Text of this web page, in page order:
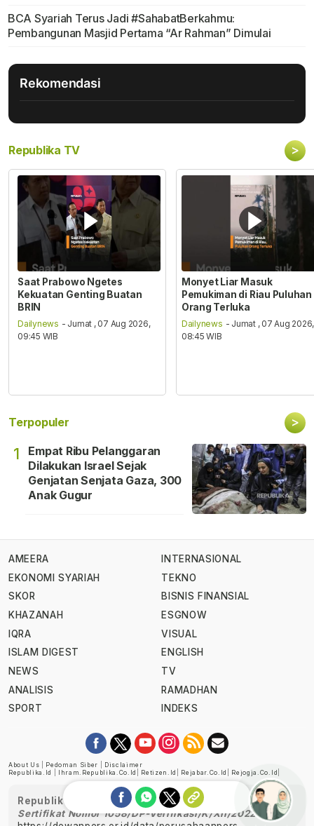
BCA Syariah Terus Jadi #SahabatBerkahmu:
Pembangunan Masjid Pertama “Ar Rahman” Dimulai
Rekomendasi
Republika TV >
Saat Prabowo Ngetes
Kekuatan Genting Buatan
BRIN
Dailynews - Jumat , 07 Aug 2026,
09:45 WIB
Monyet Liar Masuk
Pemukiman di Riau Puluhan
Orang Terluka
Dailynews - Jumat , 07 Aug 2026,
08:45 WIB
Terpopuler >
1
Empat Ribu Pelanggaran
Dilakukan Israel Sejak
Genjatan Senjata Gaza, 300
Anak Gugur
AMEERA
EKONOMI SYARIAH
SKOR
KHAZANAH
IQRA
ISLAM DIGEST
NEWS
ANALISIS
SPORT
INTERNASIONAL
TEKNO
BISNIS FINANSIAL
ESGNOW
VISUAL
ENGLISH
TV
RAMADHAN
INDEKS
About Us Pedoman Siber
Disclaimer
Republika.id
Ihram.republika.co.id Retizen.id Rejabar.co.id Rejogja.co.id
Republika telah diverifikasi oleh Dewan Pers
Sertifikat Nomor 1058/DP-Verifikasi/K/XII/2022